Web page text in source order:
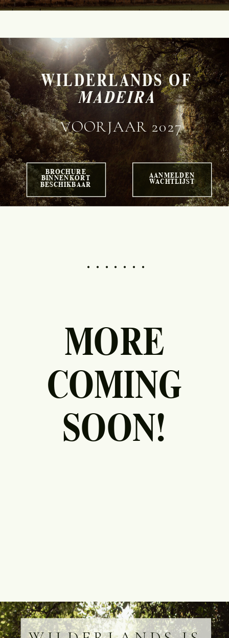
VOORJAAR 2027
WILDERLANDS OF
MADEIRA
BROCHURE
BINNENKORT
BESCHIKBAAR
AANMELDEN
WACHTLIJST
MORE
COMING
SOON!
.......